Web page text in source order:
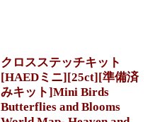
クロスステッチキット
[HAEDミニ][25ct][準備済
みキット]Mini Birds
Butterflies and Blooms